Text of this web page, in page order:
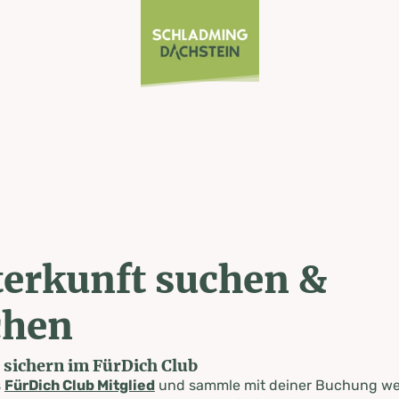
suchen &
im FürDich Club
FürDich Club Mitgliedund sammle mit deiner Buchung